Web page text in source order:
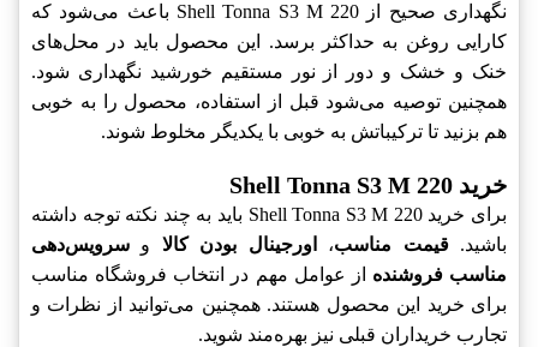
نگهداری صحیح از Shell Tonna S3 M 220 باعث می‌شود که
کارایی روغن به حداکثر برسد. این محصول باید در محل‌های
خنک و خشک و دور از نور مستقیم خورشید نگهداری شود.
همچنین توصیه می‌شود قبل از استفاده، محصول را به خوبی
هم بزنید تا ترکیباتش به خوبی با یکدیگر مخلوط شوند.
خرید Shell Tonna S3 M 220
برای خرید Shell Tonna S3 M 220 باید به چند نکته توجه داشته
باشید.قیمت مناسب، اورجینال بودن کالا و سرویس‌دهی
مناسب فروشنده از عوامل مهم در انتخاب فروشگاه مناسب
برای خرید این محصول هستند. همچنین می‌توانید از نظرات و
تجارب خریداران قبلی نیز بهره‌مند شوید.